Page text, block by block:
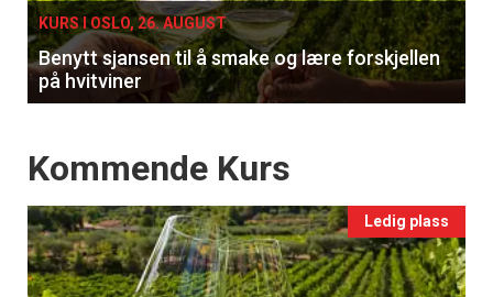
KURS I OSLO, 26. AUGUST
Benytt sjansen til å smake og lære forskjellen
på hvitviner
Events
Kommende Kurs
Ledig plass